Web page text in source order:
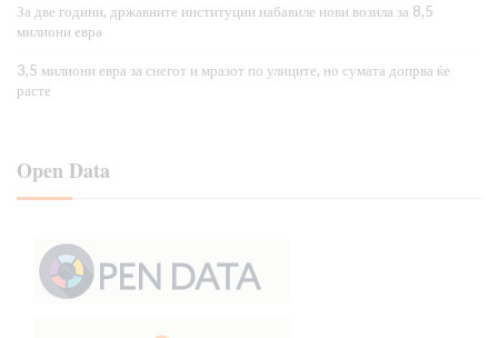
За две години, државните институции набавиле нови возила за 8,5
милиони евра
3,5 милиони евра за снегот и мразот по улиците, но сумата допрва ќе
расте
Open Data